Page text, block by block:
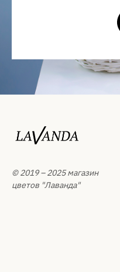
© 2019 – 2025 магазин
цветов "Лаванда"